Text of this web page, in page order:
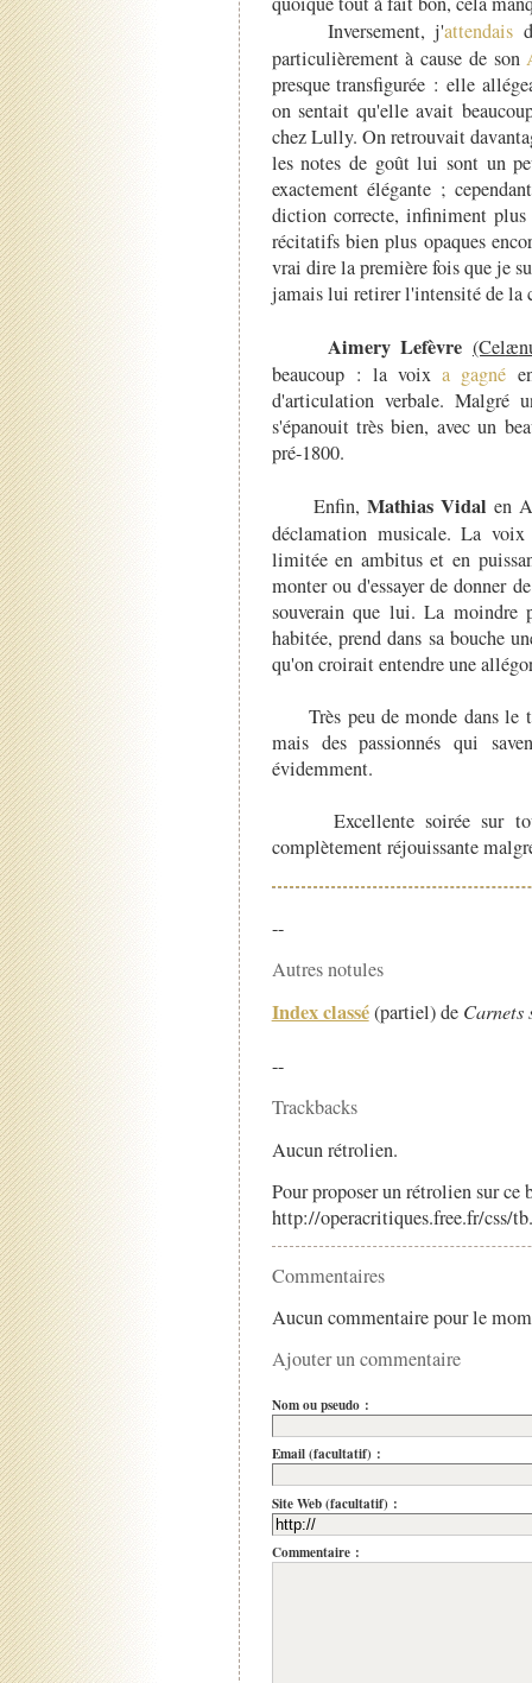
Inversement, j'attendais
particulièrement à cause de son
presque transfigurée : elle
on sentait qu'elle avait
chez Lully. On retrouvait
les notes de goût lui sont un
exactement élégante ;
diction correcte, infiniment
récitatifs bien plus opaques
vrai dire la première fois que je
jamais lui retirer l'intensité de la
Aimery Lefèvre (Celæ
beaucoup : la voixa gagné
d'articulation verbale. Malgré
s'épanouit très bien, avec un
pré-1800.
Enfin, Mathias Vidal en
déclamation musicale. La
limitée en ambitus et en
monter ou d'essayer de donner
souverain que lui. La moindre
habitée, prend dans sa bouche
qu'on croirait entendre une
Très peu de monde dans
mais des passionnés qui
évidemment.
Excellente soirée sur
complètement réjouissante
--
Autres notules
Index classé(partiel) de Carnets
--
Trackbacks
Aucun rétrolien.
Pour proposer un rétrolien sur
http://operacritiques.free.fr/css/
Commentaires
Aucun commentaire pour le
Ajouter un commentaire
Nom ou pseudo :
Email (facultatif) :
Site Web (facultatif) :
Commentaire :